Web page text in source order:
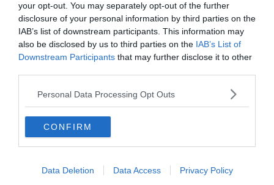
your opt-out. You may separately opt-out of the further
disclosure of your personal information by third parties on the
IAB’s list of downstream participants. This information may
also be disclosed by us to third parties on the IAB’s List of
Downstream Participants that may further disclose it to other
Personal Data Processing Opt Outs
CONFIRM
Data Deletion Data Access Privacy Policy
Az ügyész szerint január végén a FIFA informálta őket, hogy
megállapodtak Al-Khelaifivel és részben Valckével is, így a
szervezet visszavonja korábbi feljelentését, hogy a gyanú szerint
kenőpénzt fizettek a FIFA Világbajnokság 2026-os és 2030-as
közvetítési jogainak értékesítéséért.
Az OAG szerint a FIFA feljelentésének visszavonása nincs hatással
Korábban Al-Khelaifi és Valcke azt nyilatkozta, hogy nem tettek
semmi rosszat. A FIFA és az UEFA nem akarta kommentálni az
forrás